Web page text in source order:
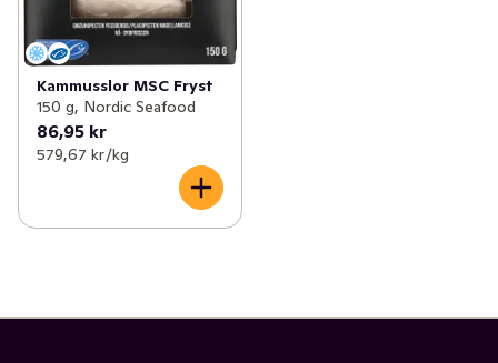
Surimi & crabsticks
✓ Hummer
Kammusslor MSC Fryst
150 g, Nordic Seafood
86,95 kr
579,67 kr /kg